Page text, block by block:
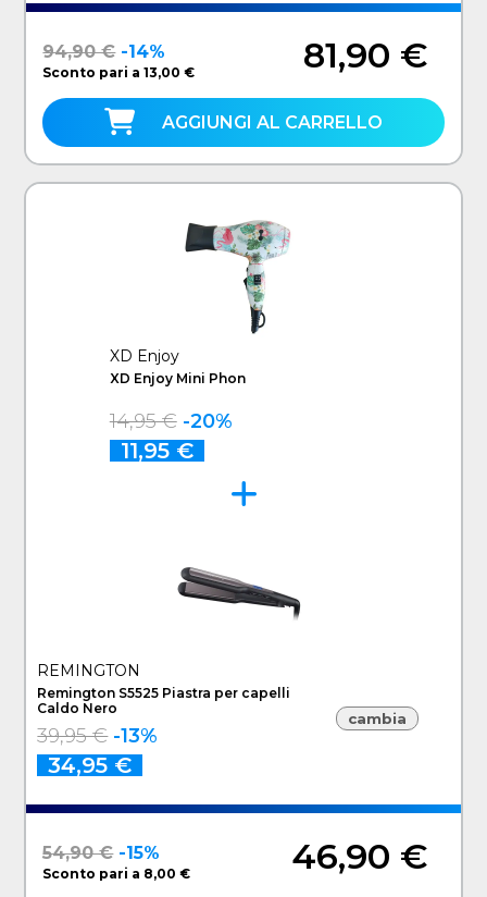
94,90 € -14%
Sconto pari a 13,00 € 81,90 €
AGGIUNGI AL CARRELLO
XD Enjoy
XD Enjoy Mini Phon
14,95 € -20%
11,95 €
REMINGTON
Remington S5525 Piastra per capelli
Caldo Nero
39,95 € -13%
34,95 €
cambia
54,90 € -15%
Sconto pari a 8,00 € 46,90 €